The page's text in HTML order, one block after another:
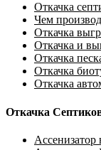
Откачка
Чем
Откачка
Откачка и
Откачка
Откачка
Откачка
Откачка
Ассенизатор